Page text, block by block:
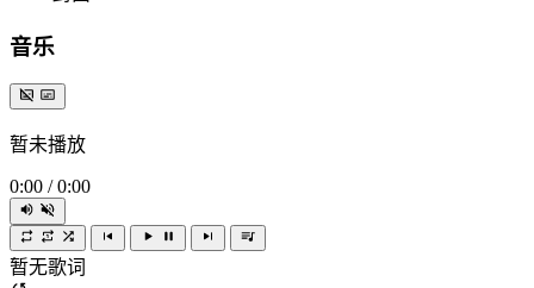
音乐
暂未播放
0:00 / 0:00
暂无歌词